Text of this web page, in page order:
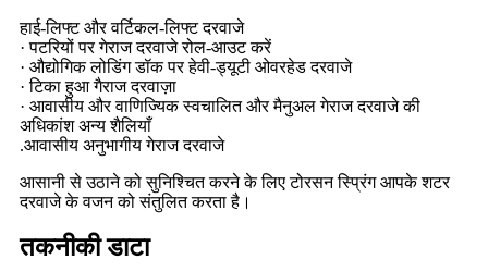
हाई-लिफ्ट और वर्टिकल-लिफ्ट दरवाजे
· पटरियों पर गेराज दरवाजे रोल-आउट करें
· औद्योगिक लोडिंग डॉक पर हेवी-ड्यूटी ओवरहेड दरवाजे
· टिका हुआ गैराज दरवाज़ा
· आवासीय और वाणिज्यिक स्वचालित और मैनुअल गेराज दरवाजे की
अधिकांश अन्य शैलियाँ
.आवासीय अनुभागीय गेराज दरवाजे
आसानी से उठाने को सुनिश्चित करने के लिए टोरसन स्प्रिंग आपके शटर
दरवाजे के वजन को संतुलित करता है।
तकनीकी डाटा